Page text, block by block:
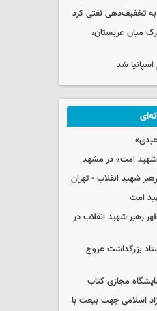
به تخفیف‌دهی نفتی کرد
میان عربستان،
شد
شهید امت» در مشهد
شهید انقلاب - تهران
امت
رهبر شهید انقلاب در
بزرگداشت عروج
مجازی کتاب
اسلامی جهت بیعت با